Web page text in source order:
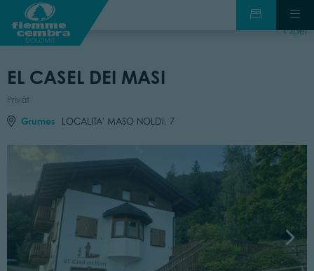
zpět
EL CASEL DEI MASI
Privát
Grumes LOCALITA' MASO NOLDI, 7